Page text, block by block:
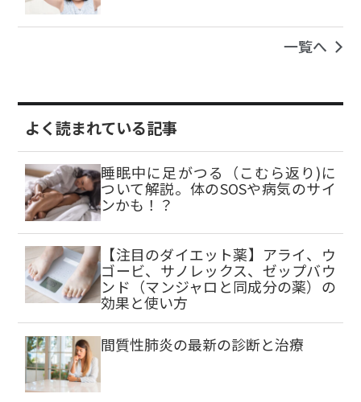
一覧へ
よく読まれている記事
睡眠中に足がつる（こむら返り)に
ついて解説。体のSOSや病気のサイ
ンかも！？
【注目のダイエット薬】アライ、ウ
ゴービ、サノレックス、ゼップバウ
ンド（マンジャロと同成分の薬）の
効果と使い方
間質性肺炎の最新の診断と治療